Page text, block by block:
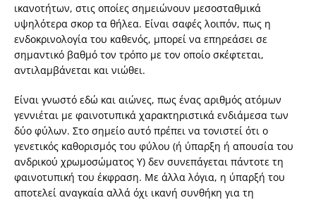
ικανοτήτων, στις οποίες σημειώνουν μεσοσταθμικά
υψηλότερα σκορ τα θήλεα. Είναι σαφές λοιπόν, πως η
ενδοκρινολογία του καθενός, μπορεί να επηρεάσει σε
σημαντικό βαθμό τον τρόπο με τον οποίο σκέφτεται,
αντιλαμβάνεται και νιώθει.
Είναι γνωστό εδώ και αιώνες, πως ένας αριθμός ατόμων
γεννιέται με φαινοτυπικά χαρακτηριστικά ενδιάμεσα των
δύο φύλων. Στο σημείο αυτό πρέπει να τονιστεί ότι ο
γενετικός καθορισμός του φύλου (ή ύπαρξη ή απουσία του
ανδρικού χρωμοσώματος Υ) δεν συνεπάγεται πάντοτε τη
φαινοτυπική του έκφραση. Με άλλα λόγια, η ύπαρξή του
αποτελεί αναγκαία αλλά όχι ικανή συνθήκη για τη